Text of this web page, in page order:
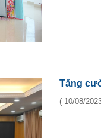
Tăng
( 10/08/